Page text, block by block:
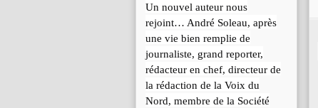
Un nouvel auteur nous
rejoint… André Soleau, après
une vie bien remplie de
journaliste, grand reporter,
rédacteur en chef, directeur de
la rédaction de la Voix du
Nord, membre de la Société